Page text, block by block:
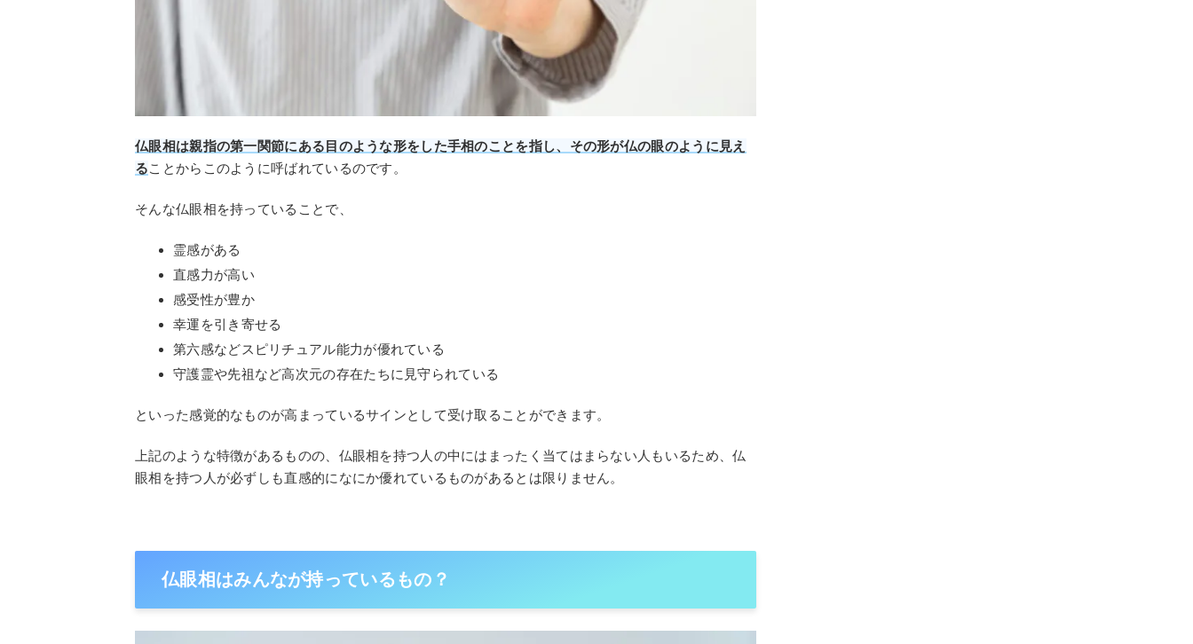
仏眼相は親指の第一関節にある目のような形をした手相のことを指し、その形が仏の眼のように見え
ることからこのように呼ばれているのです。
そんな仏眼相を持っていることで、
霊感がある
直感力が高い
感受性が豊か
幸運を引き寄せる
第六感などスピリチュアル能力が優れている
守護霊や先祖など高次元の存在たちに見守られている
といった感覚的なものが高まっているサインとして受け取ることができます。
上記のような特徴があるものの、仏眼相を持つ人の中にはまったく当てはまらない人もいるため、仏
眼相を持つ人が必ずしも直感的になにか優れているものがあるとは限りません。
仏眼相はみんなが持っているもの？